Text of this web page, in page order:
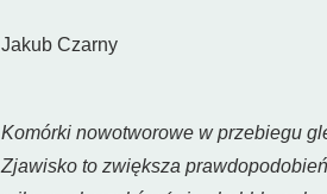
Jakub Czarny
Komórki nowotworowe w przebiegu
Zjawisko to zwiększa